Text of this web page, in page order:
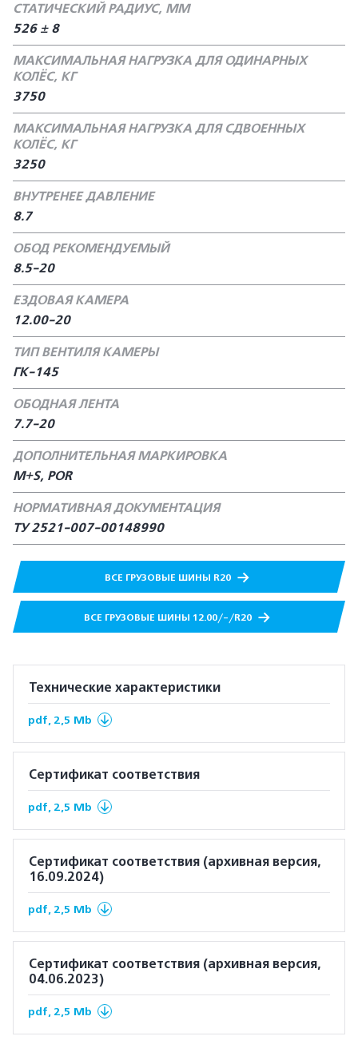
СТАТИЧЕСКИЙ РАДИУС, ММ
526 ± 8
МАКСИМАЛЬНАЯ НАГРУЗКА ДЛЯ ОДИНАРНЫХ
КОЛЁС, КГ
3750
МАКСИМАЛЬНАЯ НАГРУЗКА ДЛЯ СДВОЕННЫХ
КОЛЁС, КГ
3250
ВНУТРЕНЕЕ ДАВЛЕНИЕ
8.7
ОБОД РЕКОМЕНДУЕМЫЙ
8.5-20
ЕЗДОВАЯ КАМЕРА
12.00-20
ТИП ВЕНТИЛЯ КАМЕРЫ
ГК-145
ОБОДНАЯ ЛЕНТА
7.7-20
ДОПОЛНИТЕЛЬНАЯ МАРКИРОВКА
M+S, POR
НОРМАТИВНАЯ ДОКУМЕНТАЦИЯ
ТУ 2521-007-00148990
ВСЕ ГРУЗОВЫЕ ШИНЫ R20
ВСЕ ГРУЗОВЫЕ ШИНЫ 12.00/-/R20
Технические характеристики
pdf, 2,5 Mb
Сертификат соответствия
pdf, 2,5 Mb
Сертификат соответствия (архивная версия,
16.09.2024)
pdf, 2,5 Mb
Сертификат соответствия (архивная версия,
04.06.2023)
pdf, 2,5 Mb